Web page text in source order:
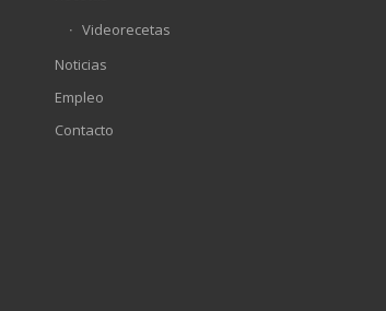
Videorecetas
Noticias
Empleo
Contacto